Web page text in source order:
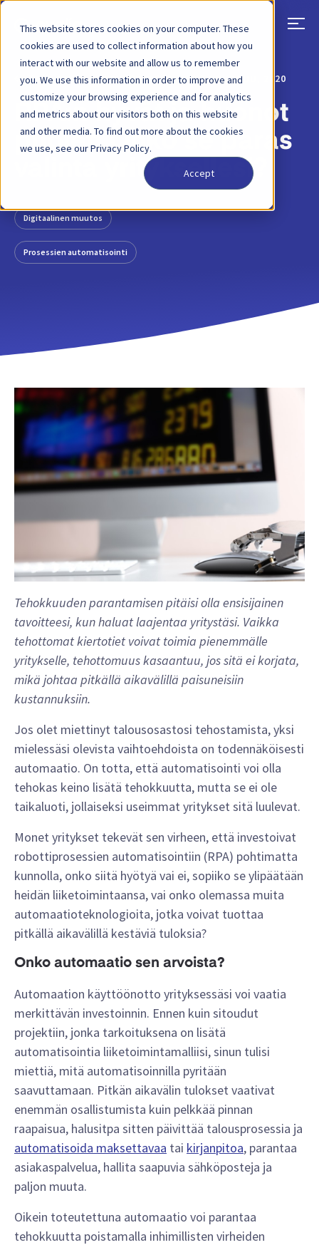
This website stores cookies on your computer. These
cookies are used to collect information about how you
interact with our website and allow us to remember
you. We use this information in order to improve and
customize your browsing experience and for analytics
and metrics about our visitors both on this website
and other media. To find out more about the cookies
we use, see our Privacy Policy.
Accept
TAKAISIN BLOGIKIRJOITUS 06 TOUKOKUU, 2020
RPA:n hyvät ja huonot
puolet: Onko se paras
valinta yrityksellesi?
Digitaalinen muutos
Prosessien automatisointi
Tehokkuuden parantamisen pitäisi olla ensisijainen
tavoitteesi, kun haluat laajentaa yritystäsi. Vaikka
tehottomat kiertotiet voivat toimia pienemmälle
yritykselle, tehottomuus kasaantuu, jos sitä ei korjata,
mikä johtaa pitkällä aikavälillä paisuneisiin
kustannuksiin.
Jos olet miettinyt talousosastosi tehostamista, yksi
mielessäsi olevista vaihtoehdoista on todennäköisesti
automaatio. On totta, että automatisointi voi olla
tehokas keino lisätä tehokkuutta, mutta se ei ole
taikaluoti, jollaiseksi useimmat yritykset sitä luulevat.
Monet yritykset tekevät sen virheen, että investoivat
robottiprosessien automatisointiin (RPA) pohtimatta
kunnolla, onko siitä hyötyä vai ei, sopiiko se ylipäätään
heidän liiketoimintaansa, vai onko olemassa muita
automaatioteknologioita, jotka voivat tuottaa
pitkällä aikavälillä kestäviä tuloksia?
Onko automaatio sen arvoista?
Automaation käyttöönotto yrityksessäsi voi vaatia
merkittävän investoinnin. Ennen kuin sitoudut
projektiin, jonka tarkoituksena on lisätä
automatisointia liiketoimintamalliisi, sinun tulisi
miettiä, mitä automatisoinnilla pyritään
saavuttamaan. Pitkän aikavälin tulokset vaativat
enemmän osallistumista kuin pelkkää pinnan
raapaisua, halusitpa sitten päivittää talousprosessia ja
automatisoida maksettavaa tai kirjanpitoa, parantaa
asiakaspalvelua, hallita saapuvia sähköposteja ja
paljon muuta.
Oikein toteutettuna automaatio voi parantaa
tehokkuutta poistamalla inhimillisten virheiden